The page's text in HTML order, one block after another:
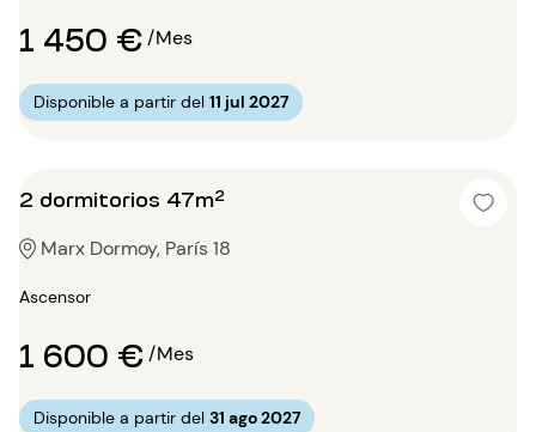
1 450 €/Mes
Disponible a partir del 11 jul 2027
2 dormitorios 47m²
Marx Dormoy, París 18
Ascensor
1 600 €/Mes
Disponible a partir del 31 ago 2027